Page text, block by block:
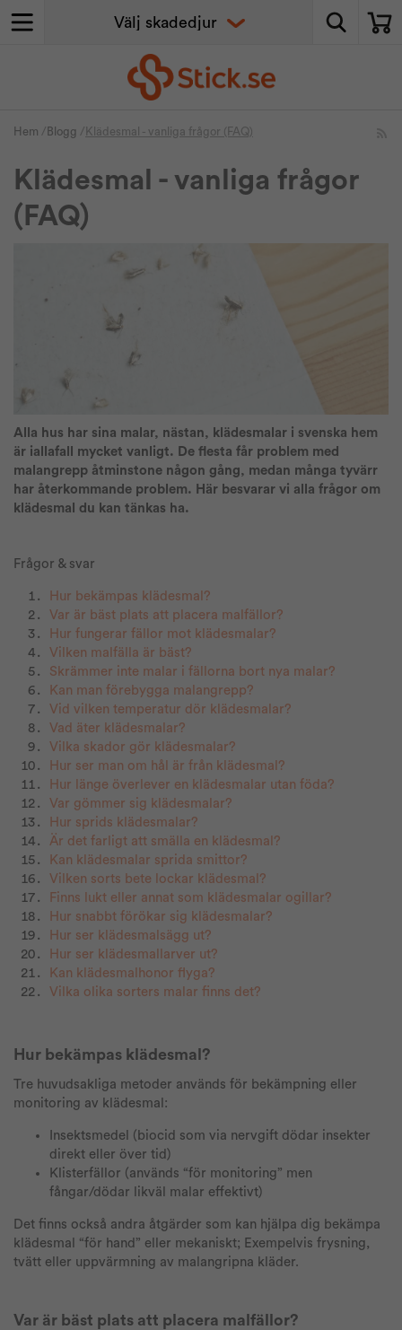
Hem / Blogg / Klädesmal - vanliga frågor (FAQ)
Klädesmal - vanliga frågor
(FAQ)
Alla hus har sina malar, nästan, klädesmalar i svenska hem
är iallafall mycket vanligt. De flesta får problem med
malangrepp åtminstone någon gång, medan många tyvärr
har återkommande problem. Här besvarar vi alla frågor om
klädesmal du kan tänkas ha.
Frågor & svar
Hur bekämpas klädesmal?
Var är bäst plats att placera malfällor?
Hur fungerar fällor mot klädesmalar?
Vilken malfälla är bäst?
Skrämmer inte malar i fällorna bort nya malar?
Kan man förebygga malangrepp?
Vid vilken temperatur dör klädesmalar?
Vad äter klädesmalar?
Vilka skador gör klädesmalar?
Hur ser man om hål är från klädesmal?
Hur länge överlever en klädesmalar utan föda?
Var gömmer sig klädesmalar?
Hur sprids klädesmalar?
Är det farligt att smälla en klädesmal?
Kan klädesmalar sprida smittor?
Vilken sorts bete lockar klädesmal?
Finns lukt eller annat som klädesmalar ogillar?
Hur snabbt förökar sig klädesmalar?
Hur ser klädesmalsägg ut?
Hur ser klädesmallarver ut?
Kan klädesmalhonor flyga?
Vilka olika sorters malar finns det?
Hur bekämpas klädesmal?
Tre huvudsakliga metoder används för bekämpning eller
monitoring av klädesmal:
Insektsmedel (biocid som via nervgift dödar insekter
direkt eller över tid)
Klisterfällor (används “för monitoring” men
fångar/dödar likväl malar effektivt)
Det finns också andra åtgärder som kan hjälpa dig bekämpa
klädesmal “för hand” eller mekaniskt; Exempelvis frysning,
tvätt eller uppvärmning av malangripna kläder.
Var är bäst plats att placera malfällor?